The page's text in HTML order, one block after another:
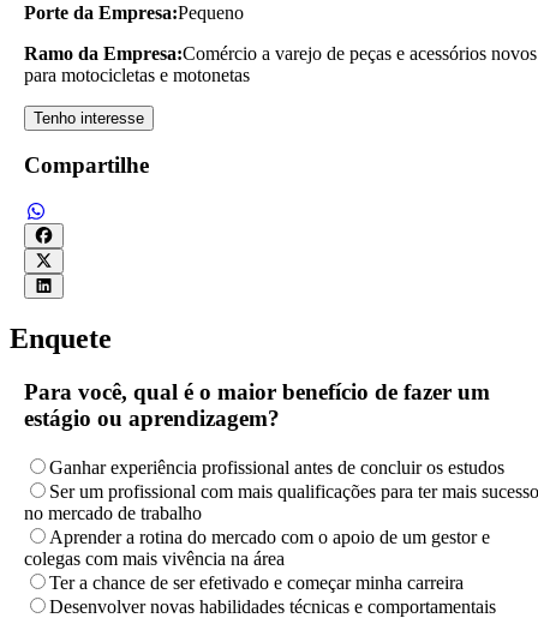
Porte da Empresa:Pequeno
Ramo da Empresa:Comércio a varejo de peças e acessórios novos
para motocicletas e motonetas
Tenho interesse
Compartilhe
Enquete
Para você, qual é o maior benefício de fazer um
estágio ou aprendizagem?
Ganhar experiência profissional antes de concluir os estudos
Ser um profissional com mais qualificações para ter mais sucesso
no mercado de trabalho
Aprender a rotina do mercado com o apoio de um gestor e
colegas com mais vivência na área
Ter a chance de ser efetivado e começar minha carreira
Desenvolver novas habilidades técnicas e comportamentais